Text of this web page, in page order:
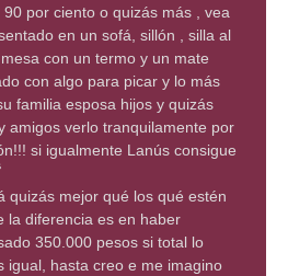
por ciento o quizás más , vea
en un sofá, sillón , silla al
con un termo y un mate
con algo para picar y lo más
familia esposa hijos y quizás
amigos verlo tranquilamente por
si igualmente Lanús consigue
quizás mejor qué los qué estén
la diferencia es en haber
350.000 pesos si total lo
igual, hasta creo e me imagino